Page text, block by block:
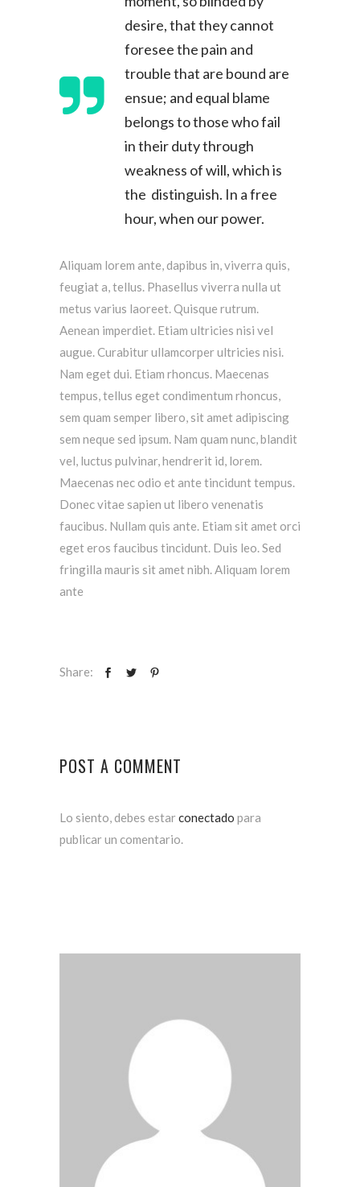
desire, that they cannot
foresee the pain and
trouble that are bound are
ensue; and equal blame
belongs to those who fail
in their duty through
weakness of will, which is
the distinguish. In a free
hour, when our power.
Aliquam lorem ante, dapibus in, viverra quis,
feugiat a, tellus. Phasellus viverra nulla ut
metus varius laoreet. Quisque rutrum.
Aenean imperdiet. Etiam ultricies nisi vel
augue. Curabitur ullamcorper ultricies nisi.
Nam eget dui. Etiam rhoncus. Maecenas
tempus, tellus eget condimentum rhoncus,
sem quam semper libero, sit amet adipiscing
sem neque sed ipsum. Nam quam nunc, blandit
vel, luctus pulvinar, hendrerit id, lorem.
Maecenas nec odio et ante tincidunt tempus.
Donec vitae sapien ut libero venenatis
faucibus. Nullam quis ante. Etiam sit amet orci
eget eros faucibus tincidunt. Duis leo. Sed
fringilla mauris sit amet nibh. Aliquam lorem
ante
Share:
POST A COMMENT
Lo siento, debes estarconectado para
publicar un comentario.